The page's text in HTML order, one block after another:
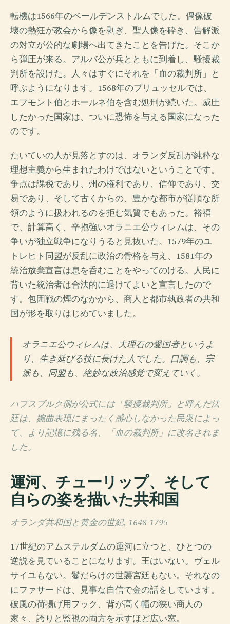
転機は1566年のベールデンストルムでした。偶像破
壊の熱狂が教会から像を剥ぎ、聖人像を砕き、告解派
の対立が公的な劇場へ出てきたことを告げた。そこか
ら弾圧が来る。アルバ公が兵とともに到着し、騒擾裁
判所を設けた。人々はすぐにそれを「血の裁判所」と
呼ぶようになります。1568年のブリュッセルでは、
エフモント伯とホールネ伯を含む処刑が続いた。威圧
したかった国家は、ついに恐怖を与える国家になった
のです。
たいていの人が見落とすのは、オランダ反乱が純粋な
理想主義から生まれたわけではないということです。
争点は課税であり、州の権利であり、信仰であり、交
易であり、そして古くからの、豊かな都市が従順な所
領のように扱われるのを拒む気質でもあった。裕福
で、計算高く、辛抱強いオラニエ公ウィレムは、その
争いが独立戦争になりうると見抜いた。1579年のユ
トレヒト同盟が反乱に政治の骨格を与え、1581年の
統治放棄宣言は息を呑むことをやってのける。人民に
背いた統治者は合法的に退けてよいと宣言したので
す。包囲戦の煙のなかから、商人と都市執政者の共和
国が形を取りはじめていました。
オラニエ公ウィレムは、大理石の愛国者というよ
り、生き延びる技に長けた人でした。口調も、宗
派も、同盟も、絶妙な政治感覚で変えていく。
ハプスブルク側が公式には「騒擾裁判所」と呼んだ法
廷は、婉曲表現にまったく感心しなかった民衆によっ
て、より記憶に残る名、「血の裁判所」に改名されま
した。
運河、チューリップ、そして
自らの姿を描いた共和国
オランダ共和国と黄金の世紀, 1648-1795
17世紀のアムステルダムの運河に立つと、ひとつの
逆説を見ていることになります。王はいない。ヴェル
サイユもない。鬘だらけの世襲宮廷もない。それなの
にファサードは、見事な自信で金の話をしています。
破風の荷揚げ用フック、背が高く幅の狭い商人の
家々、誇りと監視の両方を示すほど広い窓。